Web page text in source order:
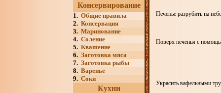
Консервирование
1. Общие правила
2. Консервация
3. Маринование
4. Соление
5. Квашение
6. Заготовка мяса
7. Заготовка рыбы
8. Варенье
9. Соки
Кухни
Печенье разрубить на
Поверх печенья с
Украсить вафельными